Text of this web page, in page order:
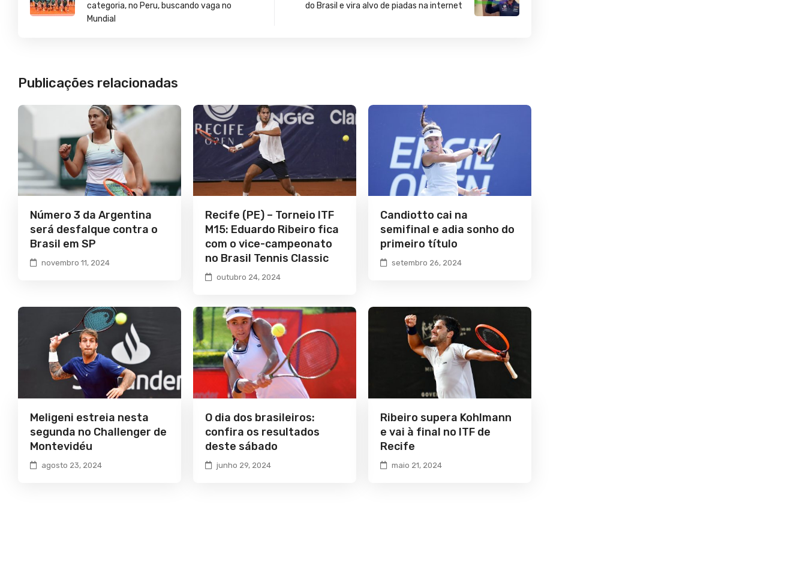
categoria, no Peru, buscando vaga no
Mundial
do Brasil e vira alvo de piadas na internet
Publicações relacionadas
Número 3 da Argentina
será desfalque contra o
Brasil em SP
novembro 11, 2024
Recife (PE) – Torneio ITF
M15: Eduardo Ribeiro fica
com o vice-campeonato
no Brasil Tennis Classic
outubro 24, 2024
Candiotto cai na
semifinal e adia sonho do
primeiro título
setembro 26, 2024
Meligeni estreia nesta
segunda no Challenger de
Montevidéu
agosto 23, 2024
O dia dos brasileiros:
confira os resultados
deste sábado
junho 29, 2024
Ribeiro supera Kohlmann
e vai à final no ITF de
Recife
maio 21, 2024